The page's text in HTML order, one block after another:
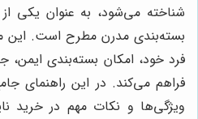
شناخته می‌شود، به عنوان یکی از
بسته‌بندی مدرن مطرح است. این
فرد خود، امکان بسته‌بندی
فراهم می‌کند. در این راهنمای
ویژگی‌ها و نکات مهم در خرید